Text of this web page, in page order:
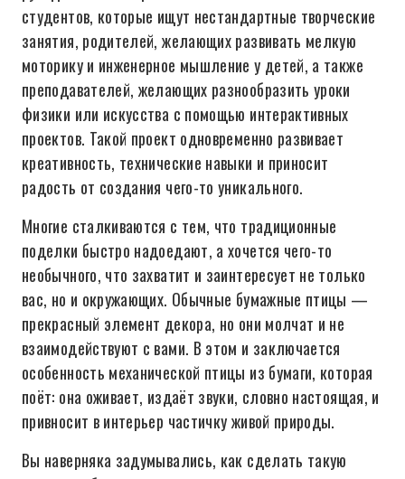
студентов, которые ищут нестандартные творческие
занятия, родителей, желающих развивать мелкую
моторику и инженерное мышление у детей, а также
преподавателей, желающих разнообразить уроки
физики или искусства с помощью интерактивных
проектов. Такой проект одновременно развивает
креативность, технические навыки и приносит
радость от создания чего-то уникального.
Многие сталкиваются с тем, что традиционные
поделки быстро надоедают, а хочется чего-то
необычного, что захватит и заинтересует не только
вас, но и окружающих. Обычные бумажные птицы —
прекрасный элемент декора, но они молчат и не
взаимодействуют с вами. В этом и заключается
особенность механической птицы из бумаги, которая
поёт: она оживает, издаёт звуки, словно настоящая, и
привносит в интерьер частичку живой природы.
Вы наверняка задумывались, как сделать такую